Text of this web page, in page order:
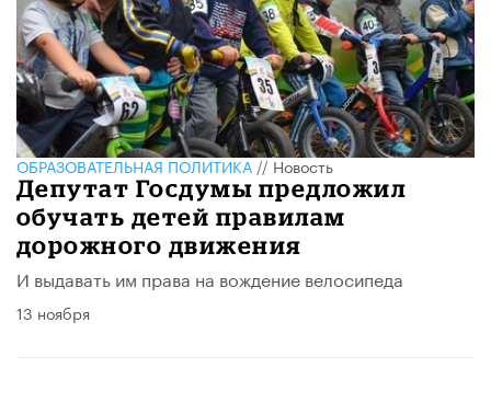
ОБРАЗОВАТЕЛЬНАЯ ПОЛИТИКА//Новость
Депутат Госдумы предложил
обучать детей правилам
дорожного движения
И выдавать им права на вождение велосипеда
13 ноября